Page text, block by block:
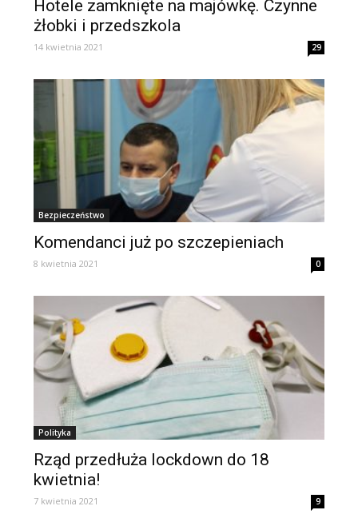
Hotele zamknięte na majówkę. Czynne
żłobki i przedszkola
14 kwietnia 2021 29
Bezpieczeństwo
Komendanci już po szczepieniach
8 kwietnia 2021 0
Polityka
Rząd przedłuża lockdown do 18
kwietnia!
7 kwietnia 2021 9